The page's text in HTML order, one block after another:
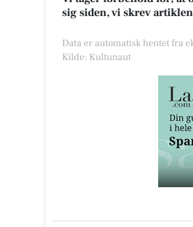
sig siden, vi skrev
Data er automatisk hentet fra
Kilde: Kultunaut